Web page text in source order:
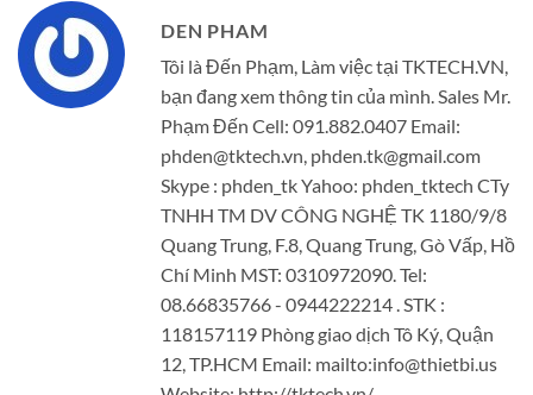
DEN PHAM
Tôi là Đến Phạm, Làm việc tại TKTECH.VN,
bạn đang xem thông tin của mình. Sales Mr.
Phạm Đến Cell: 091.882.0407 Email:
phden@tktech.vn, phden.tk@gmail.com
Skype : phden_tk Yahoo: phden_tktech CTy
TNHH TM DV CÔNG NGHỆ TK 1180/9/8
Quang Trung, F.8, Quang Trung, Gò Vấp, Hồ
Chí Minh MST: 0310972090. Tel:
08.66835766 - 0944222214 . STK :
118157119 Phòng giao dịch Tô Ký, Quận
12, TP.HCM Email: mailto:info@thietbi.us